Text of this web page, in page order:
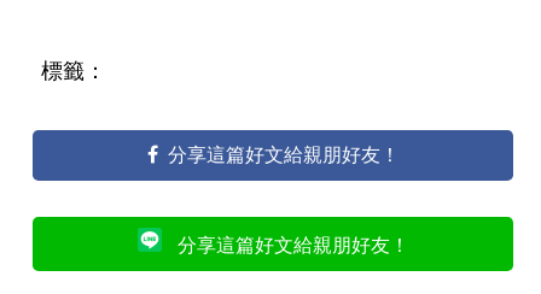
標籤：
分享這篇好文給親朋好友！
分享這篇好文給親朋好友！